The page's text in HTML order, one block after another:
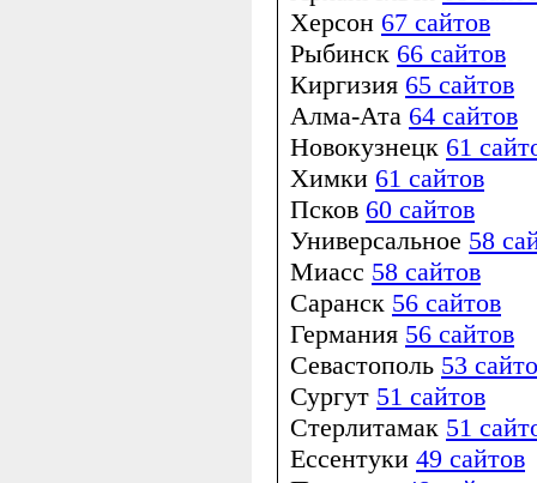
Херсон 67 сайтов
Рыбинск 66 сайтов
Киргизия 65 сайтов
Алма-Ата 64 сайтов
Новокузнецк 61
Химки 61 сайтов
Псков 60 сайтов
Универсальное 58
Миасс 58 сайтов
Саранск 56 сайтов
Германия 56 сайтов
Севастополь 53
Сургут 51 сайтов
Стерлитамак 51
Ессентуки 49 сайтов